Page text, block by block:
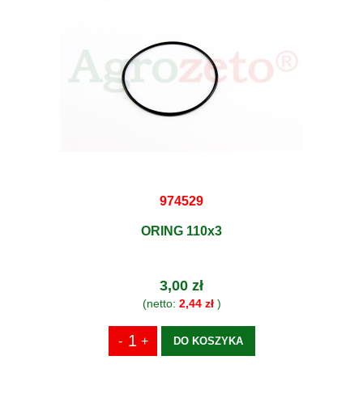
974529
ORING 110x3
3,00 zł
(netto: 2,44 zł)
DO KOSZYKA